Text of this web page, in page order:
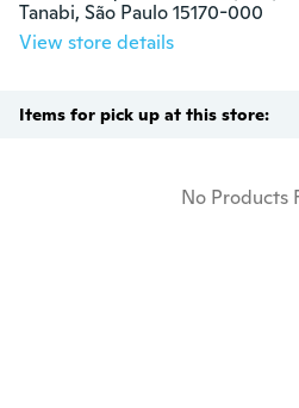
Tanabi, São Paulo 15170-000
View store details
Items for pick up at this store:
No Products